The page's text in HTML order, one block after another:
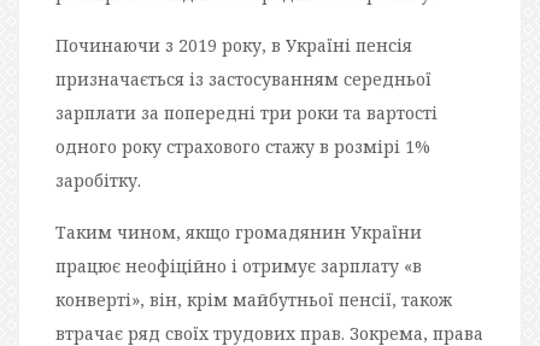
Починаючи з 2019 року, в Україні пенсія
призначається із застосуванням середньої
зарплати за попередні три роки та вартості
одного року страхового стажу в розмірі 1%
заробітку.
Таким чином, якщо громадянин України
працює неофіційно і отримує зарплату «в
конверті», він, крім майбутньої пенсії, також
втрачає ряд своїх трудових прав. Зокрема, права